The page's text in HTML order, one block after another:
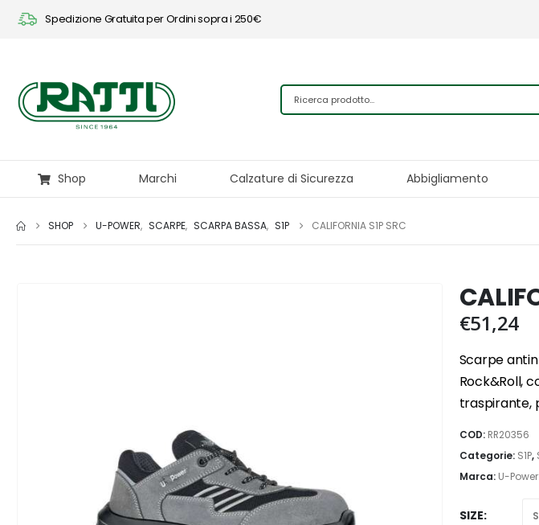
Spedizione Gratuita per Ordini sopra i 250€
Shop Marchi Calzature di Sicurezza Abbigliamento
SHOP U-POWER, SCARPE, SCARPA BASSA, S1P CALIFORNIA S1P SRC
€51,24
Scarpe
Rock&Roll,
traspirante,
COD: RR20356
Categorie: S1P,
Marca: U-Power
SIZE